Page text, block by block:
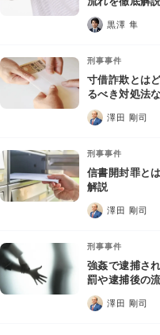
黒澤 隼
刑事事件
寸借詐欺とは
るべき対処法
澤田 剛司
刑事事件
信書開封罪と
解説
澤田 剛司
刑事事件
強姦で逮捕さ
罰や逮捕後の
澤田 剛司